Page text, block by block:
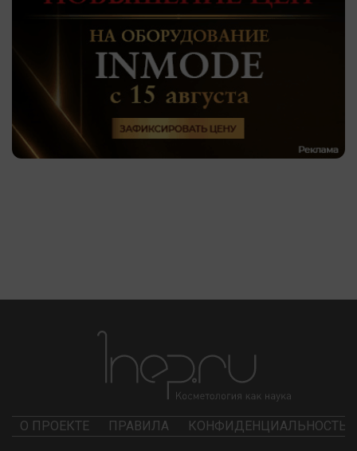
О ПРОЕКТЕ ПРАВИЛА КОНФИДЕНЦИАЛЬНОСТЬ